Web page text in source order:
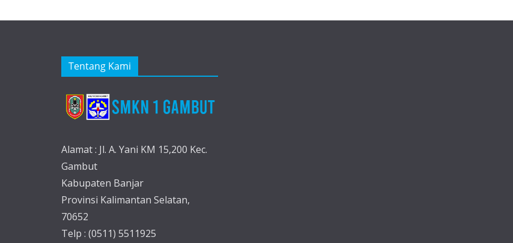
Tentang Kami
Alamat : Jl. A. Yani KM 15,200 Kec.
Gambut
Kabupaten Banjar
Provinsi Kalimantan Selatan,
70652
Telp : (0511) 5511925